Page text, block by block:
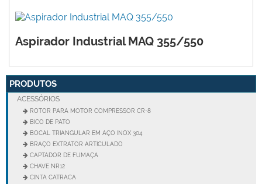
Aspirador Industrial MAQ 355/550
PRODUTOS
ACESSÓRIOS
ROTOR PARA MOTOR COMPRESSOR CR-8
BICO DE PATO
BOCAL TRIANGULAR EM AÇO INOX 304
BRAÇO EXTRATOR ARTICULADO
CAPTADOR DE FUMAÇA
CHAVE NR12
CINTA CATRACA